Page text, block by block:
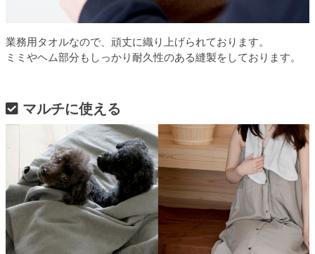
業務用タオルなので、頑丈に織り上げられております。
ミミやヘム部分もしっかり耐久性のある縫製をしております。
マルチに使える